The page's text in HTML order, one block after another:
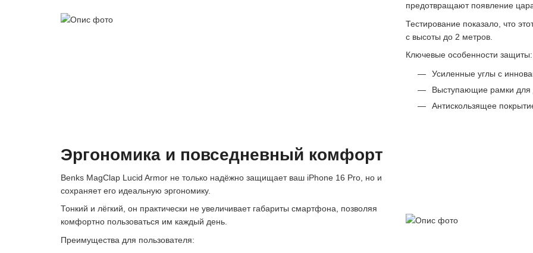
предотвращают появление
Тестирование показало, что
с высоты до 2 метров.
Ключевые особенности защиты:
Усиленные углы с
Выступающие рамки для
Антискользящее
Эргономика и повседневный комфорт
Benks MagClap Lucid Armor не только надёжно защищает ваш iPhone 16 Pro, но и
сохраняет его идеальную эргономику.
Тонкий и лёгкий, он практически не увеличивает габариты смартфона, позволяя
комфортно пользоваться им каждый день.
Преимущества для пользователя: